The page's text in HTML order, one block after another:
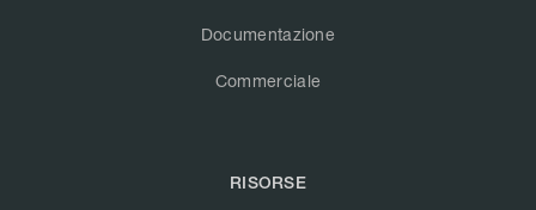
Documentazione
Commerciale
RISORSE